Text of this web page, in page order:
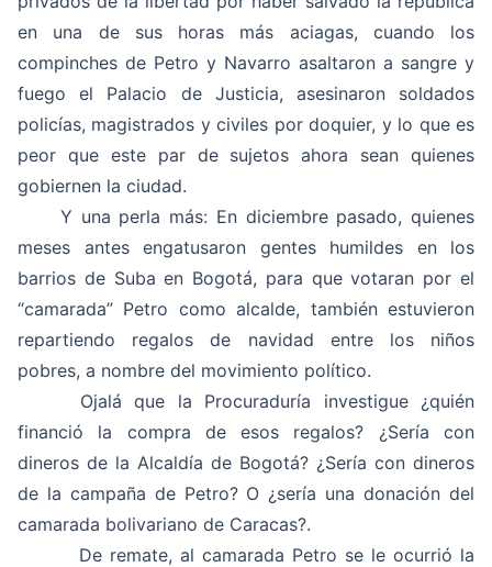
en una de sus horas más aciagas, cuando los
compinches de Petro y Navarro asaltaron a sangre y
fuego el Palacio de Justicia, asesinaron soldados
policías, magistrados y civiles por doquier, y lo que es
peor que este par de sujetos ahora sean quienes
gobiernen la ciudad.
Y una perla más: En diciembre pasado, quienes
meses antes engatusaron gentes humildes en los
barrios de Suba en Bogotá, para que votaran por el
“camarada” Petro como alcalde, también estuvieron
repartiendo regalos de navidad entre los niños
pobres, a nombre del movimiento político.
Ojalá que la Procuraduría investigue ¿quién
financió la compra de esos regalos? ¿Sería con
dineros de la Alcaldía de Bogotá? ¿Sería con dineros
de la campaña de Petro? O ¿sería una donación del
camarada bolivariano de Caracas?.
De remate, al camarada Petro se le ocurrió la